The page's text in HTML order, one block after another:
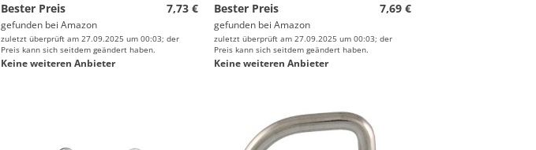
Bester Preis
7,73 €
gefunden bei Amazon
zuletzt überprüft am 27.09.2025 um 00:03; der
Preis kann sich seitdem geändert haben.
Keine weiteren Anbieter
Bester Preis
7,69 €
gefunden bei Amazon
zuletzt überprüft am 27.09.2025 um 00:03; der
Preis kann sich seitdem geändert haben.
Keine weiteren Anbieter